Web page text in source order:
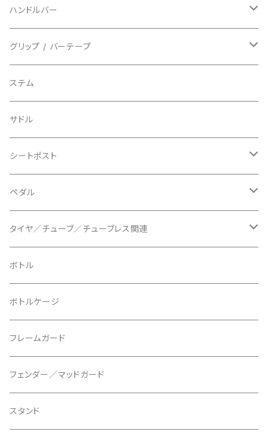
BIKEHAND/バイクハンド
BIO RACER/ビオレーサー
BIKEYOKE/バイクヨーク
BLACKBURN/ブラックバーン
BLB/ビーエルビー
BLUEGRASS/ブルーグラス
BONTRAGER/ボントレガー
BURGTEC/バーグテック
BUSCH＋MULLER/ブッシュ＆ミュラー
CAMELBAK/キャメルバッグ
CERAMIC SPEED/セラミックスピード
CHRIS KING/クリスキング
フルフィンガー
シューズカバー
キャップ
その他
フラットペダル用
ビンディングペダル用
インソール
センサー
アクセサリー
カセットスプロケット
シフターマウント
ステムスペーサー
ケーブル類
チェーンガイド／キャッチャー
チェーンリング
ディスクブレーキ
ブレーキローター
ブレーキパッド
ディレーラーハンガー
トップキャップ
ベル
ボトムブラケット
リアディレーラー
ハンドルバー
ドロップハンドル
フラット/ライザーバー
グリップ / バーテープ
グリップ
バーテープ
グリップカラー / バーエンドキャップ
ステム
サドル
シートポスト
ドロッパーポスト
シートクランプ
ペダル
ビンディングペダル
フラットペダル
クリート
タイヤ／チューブ／チューブレス関連
700c
29" / 27.5"
〜26"
タイヤインサート
リムテープ
ボトル
ボトルケージ
フレームガード
フェンダー／マッドガード
スタンド